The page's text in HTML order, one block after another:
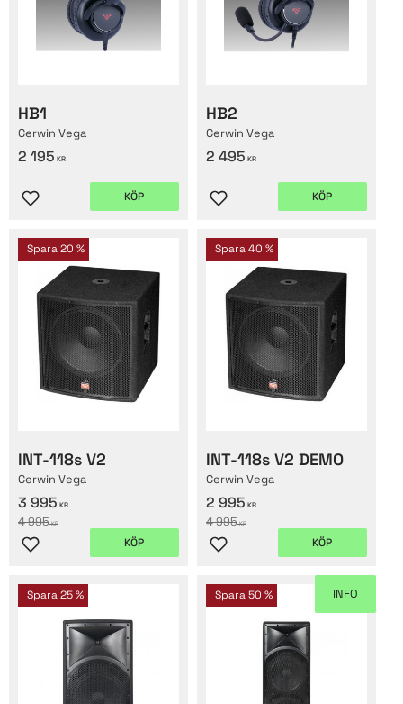
HB1
Cerwin Vega
2 195 KR
Lägg till i favoriter
KÖP
HB2
Cerwin Vega
2 495 KR
Lägg till i favoriter
KÖP
INT-118s V2
Cerwin Vega
3 995 KR
4 995KR
Spara20 %
Lägg till i favoriter
KÖP
INT-118s V2 DEMO
Cerwin Vega
2 995 KR
4 995KR
Spara40 %
Lägg till i favoriter
KÖP
Spara25 % Spara50 % INFO